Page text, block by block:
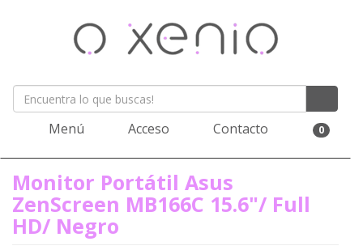
Menú Acceso Contacto 0
Monitor Portátil Asus
ZenScreen MB166C 15.6"/ Full
HD/ Negro